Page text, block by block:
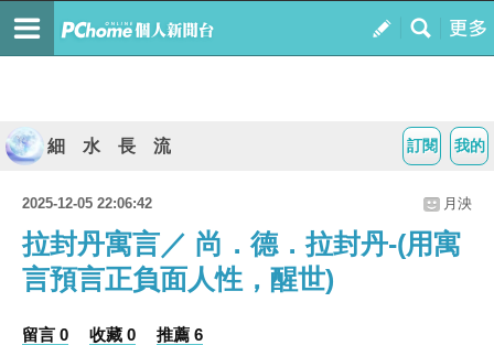
我的
訂閱
細 水 長 流
2025-12-05 22:06:42 月泱
拉封丹寓言／ 尚．德．拉封丹-(用寓
言預言正負面人性，醒世)
留言 0 收藏 0 推薦 6